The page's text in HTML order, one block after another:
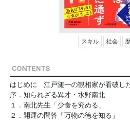
スキル 社会
はじめに 江戸随一の観相家が看破し
序．知られざる異才・水野南北
１．南北先生「少食を究める」
２．開運の問答「万物の徳を知る」